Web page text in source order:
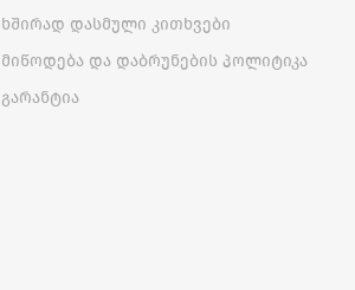
ხშირად დასმული კითხვები
მიწოდება და დაბრუნების პოლიტიკა
გარანტია